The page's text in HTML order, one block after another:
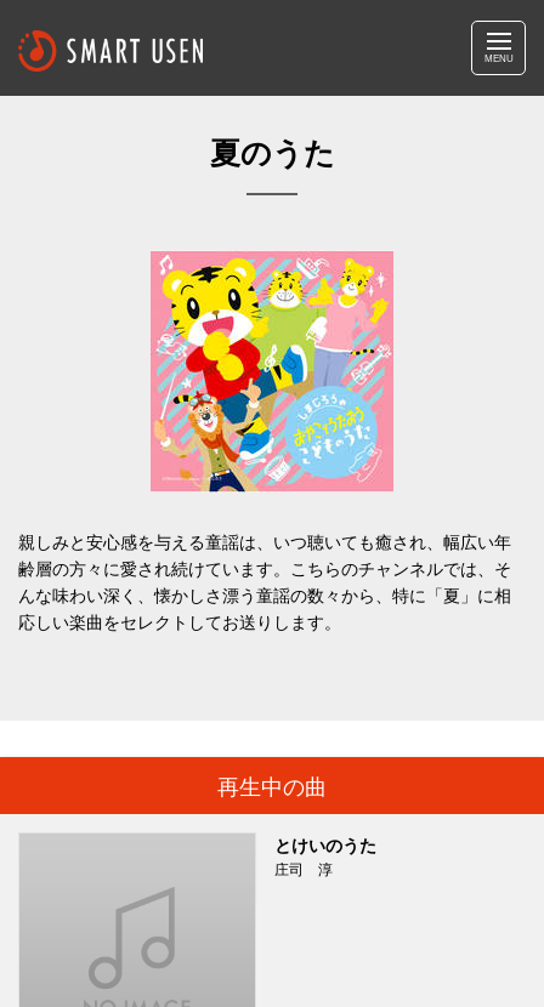
MENU
夏のうた
親しみと安心感を与える童謡は、いつ聴いても癒され、幅広い年
齢層の方々に愛され続けています。こちらのチャンネルでは、そ
んな味わい深く、懐かしさ漂う童謡の数々から、特に「夏」に相
応しい楽曲をセレクトしてお送りします。
再生中の曲
とけいのうた
庄司 淳